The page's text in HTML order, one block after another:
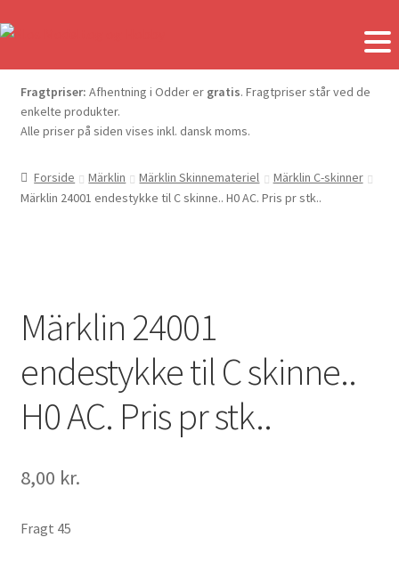
Fragtpriser: Afhentning i Odder er gratis. Fragtpriser står ved de
enkelte produkter.
Alle priser på siden vises inkl. dansk moms.
Forside Märklin Märklin Skinnemateriel
Märklin C-skinner
Märklin 24001 endestykke til C skinne.. H0 AC. Pris pr stk..
Märklin 24001
endestykke til C skinne..
H0 AC. Pris pr stk..
8,00 kr.
Fragt 45